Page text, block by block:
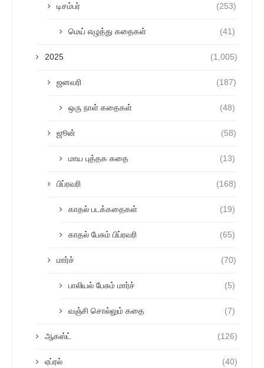
டிசம்பர் (253)
மெய் எழுத்து கதைகள் (41)
2025 (1,005)
ஜனவரி (187)
ஒரு நாள் கதைகள் (48)
ஜூன் (58)
மாய புத்தக கதை (13)
பிப்ரவரி (168)
காதல் படக்கதைகள் (19)
காதல் பேசும் பிப்ரவரி (65)
மார்ச் (70)
பாலியல் பேசும் மார்ச் (5)
வஞ்சி சொல்லும் கதை (7)
ஆகஸ்ட் (126)
ஏப்ரல் (40)